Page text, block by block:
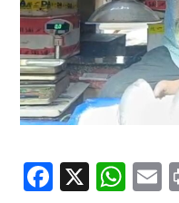
Facebook
X